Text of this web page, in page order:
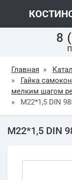
8
Главная »
»
Гайка
мелким шагом
»
М22*1,5 DIN
М22*1,5 DIN